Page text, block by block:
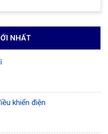
NHẤT
khiển điện